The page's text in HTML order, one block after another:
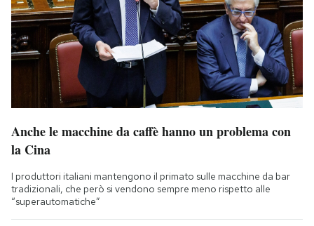
Anche le macchine da caffè hanno un problema con
la Cina
I produttori italiani mantengono il primato sulle macchine da bar
tradizionali, che però si vendono sempre meno rispetto alle
“superautomatiche”